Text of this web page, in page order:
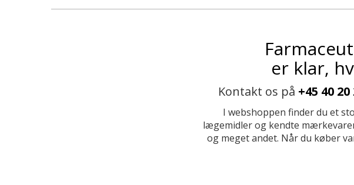
er klar,
Kontakt os på +45 40 20
I webshoppen finder du et
lægemidler og kendte
og meget andet. Når du køber